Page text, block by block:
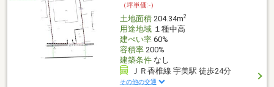
（坪単価:-）
土地面積204.34m2
用途地域１種中高
建ぺい率60%
容積率200%
建築条件なし
ＪＲ香椎線 宇美駅 徒歩24分
その他の交通